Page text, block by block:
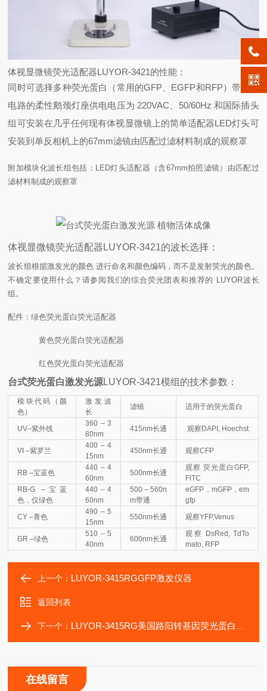
体视显微镜荧光适配器LUYOR-3421的性能：
同时可选择多种荧光蛋白（常用的GFP、EGFP和RFP）带控制
电路的柔性鹅颈灯座供电电压为 220VAC、50/60Hz 和国际插头
组可安装在几乎任何现有体视显微镜上的简单适配器LED灯头可
安装到单反相机上的67mm滤镜由匹配过滤材料制成的观察罩
附加模块化波长组包括： LED灯头适配器（含67mm拍照滤镜） 由匹配过
滤材料制成的观察罩
体视显微镜荧光适配器LUYOR-3421的波长选择：
波长组根据激发光的颜色 进行命名和颜色编码，而不是发射荧光的颜色。
不确定要使用什么？请参阅我们的综合荧光团表和推荐的 LUYOR波长
组。
配件：绿色荧光蛋白荧光适配器
黄色荧光蛋白荧光适配器
红色荧光蛋白荧光适配器
台式荧光蛋白激发光源LUYOR-3421模组的技术参数：
模块代码（颜
色）
激发波
长
滤镜 适用于的荧光蛋白
UV–紫外线
360 – 3
80nm
415nm长通 观察DAPI, Hoechst
VI –紫罗兰
400 – 4
15nm
450nm长通 观察CFP
RB –宝蓝色
440 – 4
60nm
500nm长通
观察 荧光蛋白GFP,
FITC
RB-G –宝蓝
色，仅绿色
440 – 4
60nm
500 – 560n
m带通
eGFP，mGFP，em
gfp
CY –青色
490 – 5
15nm
550nm长通 观察YFP,Venus
GR –绿色
510 – 5
40nm
600nm长通
观察 DsRed, TdTo
mato, RFP
上一个： LUYOR-3415RGGFP激发仪器
返回列表
下一个： LUYOR-3415RG美国路阳转基因荧光蛋白激发光源
在线留言